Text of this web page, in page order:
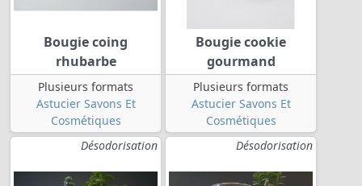
Bougie coing
rhubarbe
Plusieurs formats
Astucier Savons Et
Cosmétiques
Bougie cookie
gourmand
Plusieurs formats
Astucier Savons Et
Cosmétiques
Désodorisation
Désodorisation